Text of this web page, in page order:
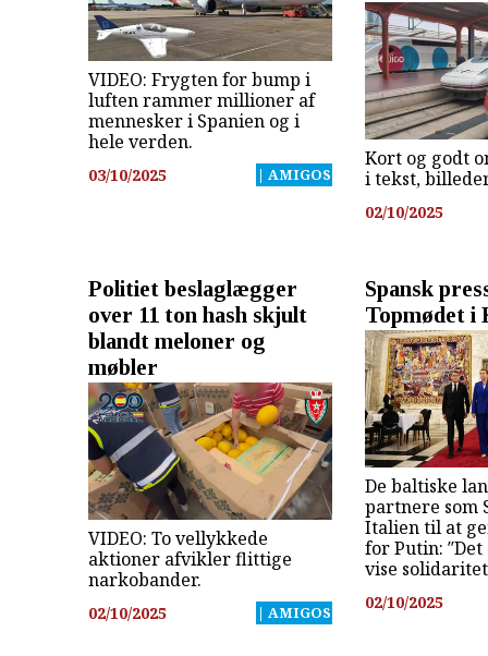
VIDEO: Frygten for bump i
luften rammer millioner af
mennesker i Spanien og i
hele verden.
03/10/2025 | AMIGOS
Kort og godt
i tekst,
02/10/2025
Politiet beslaglægger
over 11 ton hash skjult
blandt meloner og
møbler
VIDEO: To vellykkede
aktioner afvikler flittige
narkobander.
02/10/2025 | AMIGOS
Spansk
Topmødet i
De baltiske
partnere som
Italien til at
for Putin:
vise
02/10/2025